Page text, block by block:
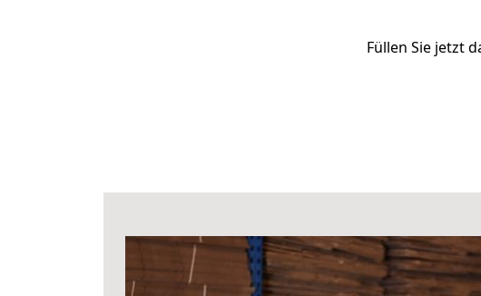
Füllen Sie jetzt